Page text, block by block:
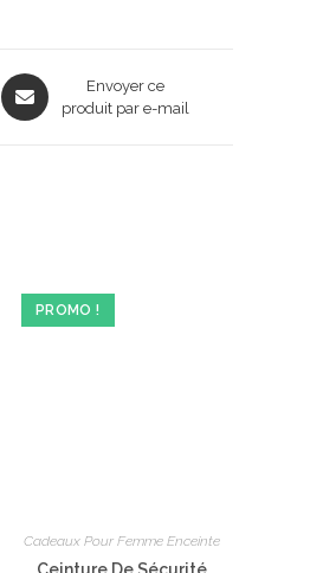
Opens
in
Envoyer ce
produit par e-mail
PROMO !
Cadeaux Pour Femme Enceinte